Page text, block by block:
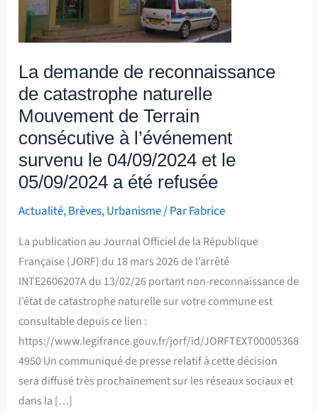
La demande de reconnaissance
de catastrophe naturelle
Mouvement de Terrain
consécutive à l’événement
survenu le 04/09/2024 et le
05/09/2024 a été refusée
Actualité,Brèves,Urbanisme/ ParFabrice
La publication au Journal Officiel de la République
Française (JORF) du 18 mars 2026 de l’arrêté
INTE2606207A du 13/02/26 portant non-reconnaissance de
l’état de catastrophe naturelle sur votre commune est
consultable depuis ce lien :
https://www.legifrance.gouv.fr/jorf/id/JORFTEXT00005368
4950 Un communiqué de presse relatif à cette décision
sera diffusé très prochainement sur les réseaux sociaux et
dans la […]
naturelle
Mouvement
Terrain
consécutive
à
l’événement
le
04/09/2024
et
05/09/2024
a
été
refusée